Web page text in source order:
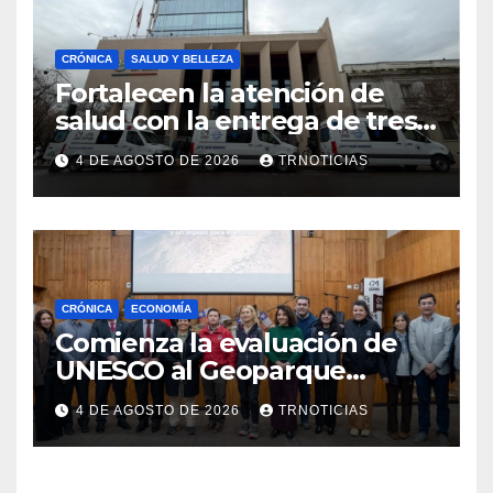
CRÓNICA SALUD Y BELLEZA
Fortalecen la atención de
salud con la entrega de tres
nuevas ambulancias para
Cauquenes y Sagrada Familia
4 DE AGOSTO DE 2026 TRNOTICIAS
CRÓNICA ECONOMÍA
Comienza la evaluación de
UNESCO al Geoparque
Aspirante Pillanmapu en el
Maule
4 DE AGOSTO DE 2026 TRNOTICIAS